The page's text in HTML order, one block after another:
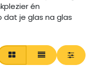
én
je glas na glas